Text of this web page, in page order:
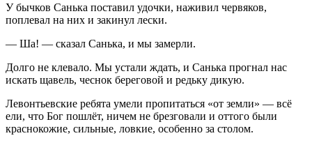
У бычков Санька поставил удочки, наживил червяков,
поплевал на них и закинул лески.
— Ша! — сказал Санька, и мы замерли.
Долго не клевало. Мы устали ждать, и Санька прогнал нас
искать щавель, чеснок береговой и редьку дикую.
Левонтьевские ребята умели пропитаться «от земли» — всё
ели, что Бог пошлёт, ничем не брезговали и оттого были
краснокожие, сильные, ловкие, особенно за столом.